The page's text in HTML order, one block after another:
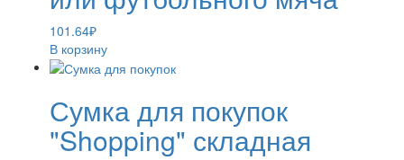
101.64₽
В корзину
Сумка для покупок
"Shopping" складная